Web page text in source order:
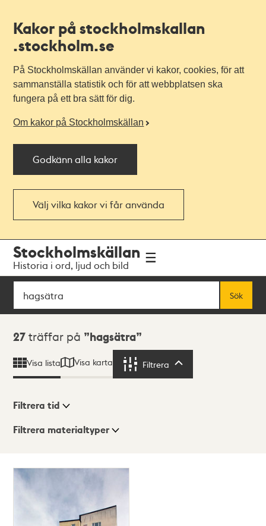
Kakor på stockholmskallan
.stockholm.se
På Stockholmskällan använder vi kakor, cookies, för att
sammanställa statistik och för att webbplatsen ska
fungera på ett bra sätt för dig.
Om kakor på Stockholmskällan
Godkänn alla kakor
Välj vilka kakor vi får använda
navigationen
huvudinnehållet
Stockholmskällan
Historia i ord, ljud och bild
Sök
Sök
Sökresultat
27 träffar på hagsätra
Visa lista Visa karta Filtrera
Visningsläge
Lista
Filtrera tid
Filtrera materialtyper
träffar